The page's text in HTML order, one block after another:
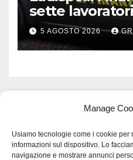
Manage
Usiamo tecnologie come i cookie per
informazioni sul dispositivo. Lo
navigazione e mostrare annunci
sette
5 AGOSTO 2026